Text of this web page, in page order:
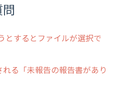
とするとファイルが選択で
る「未報告の報告書があり